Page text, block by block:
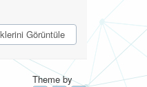
Görüntüle
Theme by